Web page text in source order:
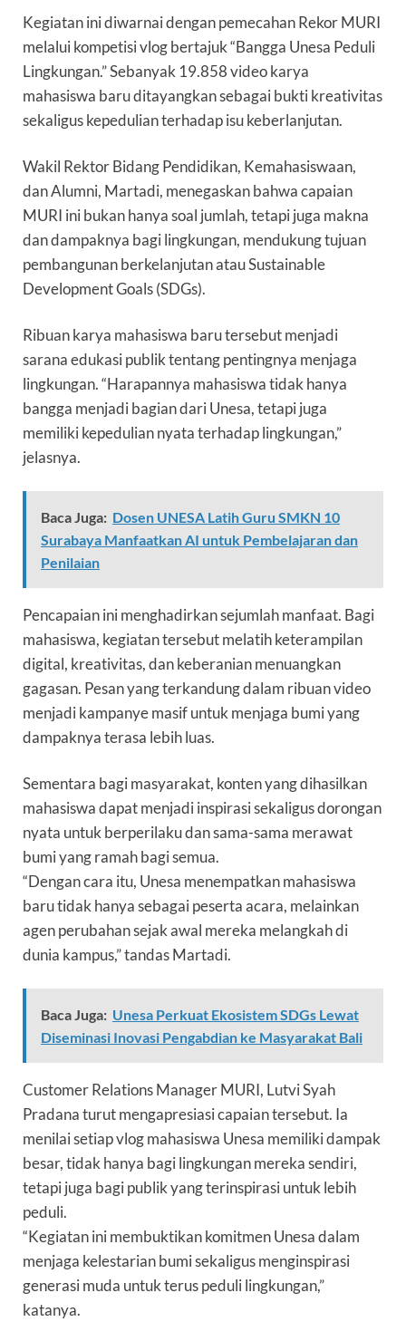
Kegiatan ini diwarnai dengan pemecahan Rekor MURI
melalui kompetisi vlog bertajuk “Bangga Unesa Peduli
Lingkungan.” Sebanyak 19.858 video karya
mahasiswa baru ditayangkan sebagai bukti kreativitas
sekaligus kepedulian terhadap isu keberlanjutan.
Wakil Rektor Bidang Pendidikan, Kemahasiswaan,
dan Alumni, Martadi, menegaskan bahwa capaian
MURI ini bukan hanya soal jumlah, tetapi juga makna
dan dampaknya bagi lingkungan, mendukung tujuan
pembangunan berkelanjutan atau Sustainable
Development Goals (SDGs).
Ribuan karya mahasiswa baru tersebut menjadi
sarana edukasi publik tentang pentingnya menjaga
lingkungan. “Harapannya mahasiswa tidak hanya
bangga menjadi bagian dari Unesa, tetapi juga
memiliki kepedulian nyata terhadap lingkungan,”
jelasnya.
Baca Juga: Dosen UNESA Latih Guru SMKN 10
Surabaya Manfaatkan AI untuk Pembelajaran dan
Penilaian
Pencapaian ini menghadirkan sejumlah manfaat. Bagi
mahasiswa, kegiatan tersebut melatih keterampilan
digital, kreativitas, dan keberanian menuangkan
gagasan. Pesan yang terkandung dalam ribuan video
menjadi kampanye masif untuk menjaga bumi yang
dampaknya terasa lebih luas.
Sementara bagi masyarakat, konten yang dihasilkan
mahasiswa dapat menjadi inspirasi sekaligus dorongan
nyata untuk berperilaku dan sama-sama merawat
bumi yang ramah bagi semua.
“Dengan cara itu, Unesa menempatkan mahasiswa
baru tidak hanya sebagai peserta acara, melainkan
agen perubahan sejak awal mereka melangkah di
dunia kampus,” tandas Martadi.
Baca Juga: Unesa Perkuat Ekosistem SDGs Lewat
Diseminasi Inovasi Pengabdian ke Masyarakat Bali
Customer Relations Manager MURI, Lutvi Syah
Pradana turut mengapresiasi capaian tersebut. Ia
menilai setiap vlog mahasiswa Unesa memiliki dampak
besar, tidak hanya bagi lingkungan mereka sendiri,
tetapi juga bagi publik yang terinspirasi untuk lebih
peduli.
“Kegiatan ini membuktikan komitmen Unesa dalam
menjaga kelestarian bumi sekaligus menginspirasi
generasi muda untuk terus peduli lingkungan,”
katanya.